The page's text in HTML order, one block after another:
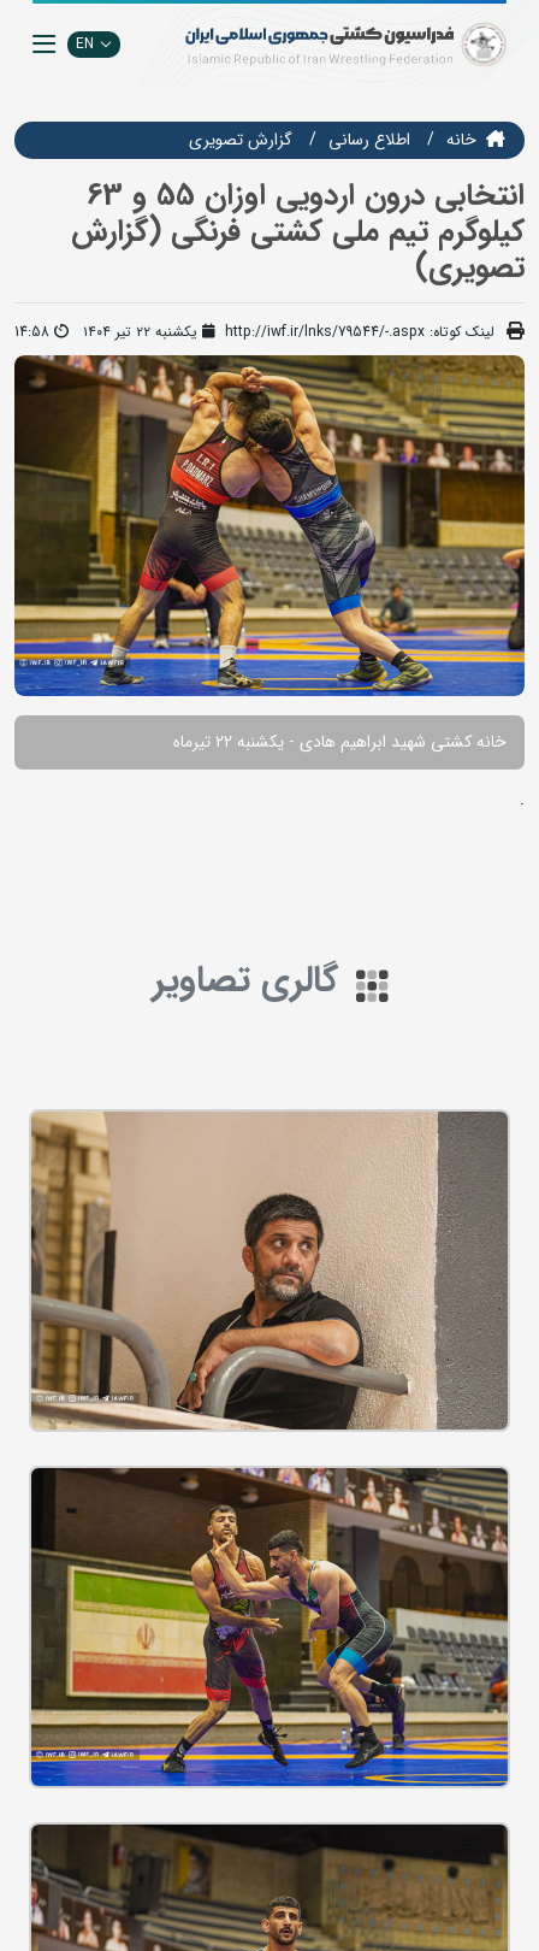
EN
خانه اطلاع رسانی گزارش تصويري
انتخابی درون اردویی اوزان 55 و 63
کیلوگرم تیم ملی کشتی فرنگی (گزارش
تصویری)
لینک کوتاه: http://iwf.ir/lnks/79544/-.aspx یکشنبه ۲۲ تیر ۱۴۰۴ 14:58
خانه کشتی شهید ابراهیم هادی - یکشنبه 22 تیرماه
.
گالری تصاویر